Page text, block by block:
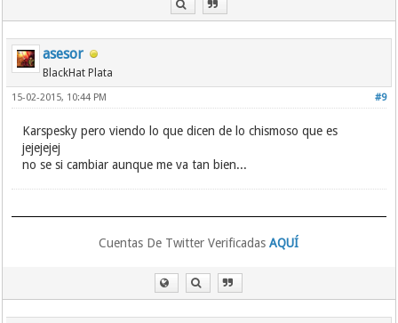
asesor
BlackHat Plata
#9
15-02-2015, 10:44 PM
Karspesky pero viendo lo que dicen de lo chismoso que es
jejejejej
no se si cambiar aunque me va tan bien...
Cuentas De Twitter VerificadasAQUÍ